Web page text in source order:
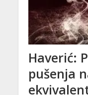
Haverić:
pušenja